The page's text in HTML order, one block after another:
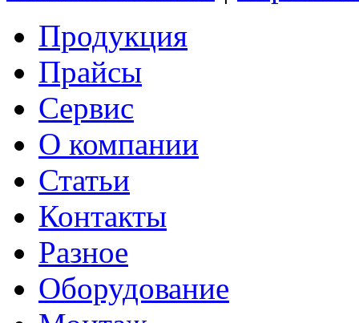
Продукция
Прайсы
Сервис
О компании
Статьи
Контакты
Разное
Оборудование